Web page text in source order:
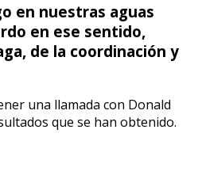
en nuestras aguas
en ese sentido,
de la coordinación y
una llamada con Donald
que se han obtenido.